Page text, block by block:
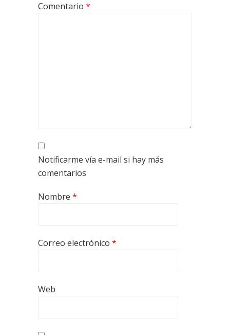
Comentario *
Notificarme vía e-mail si hay más
comentarios
Nombre *
Correo electrónico *
Web